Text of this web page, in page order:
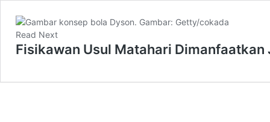
Read Next
Fisikawan Usul Matahari Dimanfaatkan